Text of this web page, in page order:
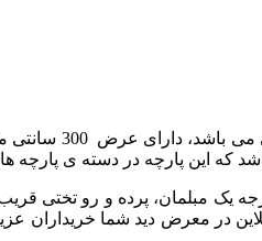
پارچه ی
درجه یک مبلمان، پرده و رو
در معرض دید شما خریداران عزیز